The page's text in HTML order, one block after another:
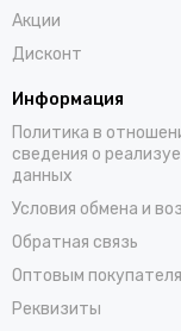
Акции
Дисконт
Информация
Политика в
сведения о
данных
Условия обмена и
Обратная связь
Оптовым
Реквизиты